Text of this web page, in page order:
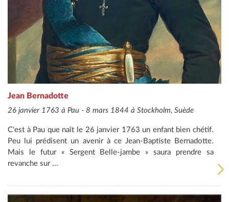
Jean Bernadotte
26 janvier 1763 à Pau - 8 mars 1844 à Stockholm, Suède
C'est à Pau que naît le 26 janvier 1763 un enfant bien chétif.
Peu lui prédisent un avenir à ce Jean-Baptiste Bernadotte.
Mais le futur « Sergent Belle-jambe » saura prendre sa
revanche sur ...